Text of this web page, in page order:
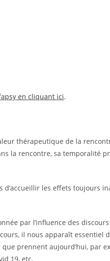
en cliquant ici.
thérapeutique de la
la rencontre, sa temporalité
d’accueillir les effets toujours
par l’influence des discours
il nous apparaît essentiel
prennent aujourd’hui, par
19, etc.